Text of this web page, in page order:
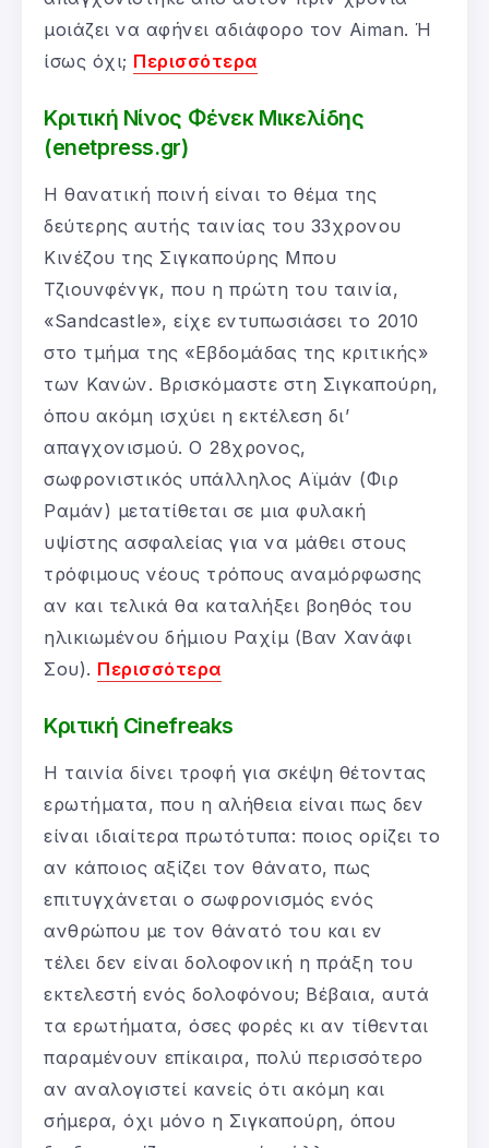
μοιάζει να αφήνει αδιάφορο τον Aiman. Ή
ίσως όχι; Περισσότερα
Κριτική Νίνος Φένεκ Μικελίδης
(enetpress.gr)
Η θανατική ποινή είναι το θέμα της
δεύτερης αυτής ταινίας του 33χρονου
Κινέζου της Σιγκαπούρης Μπου
Τζιουνφένγκ, που η πρώτη του ταινία,
«Sandcastle», είχε εντυπωσιάσει το 2010
στο τμήμα της «Εβδομάδας της κριτικής»
των Κανών. Βρισκόμαστε στη Σιγκαπούρη,
όπου ακόμη ισχύει η εκτέλεση δι’
απαγχονισμού. Ο 28χρονος,
σωφρονιστικός υπάλληλος Αϊμάν (Φιρ
Ραμάν) μετατίθεται σε μια φυλακή
υψίστης ασφαλείας για να μάθει στους
τρόφιμους νέους τρόπους αναμόρφωσης
αν και τελικά θα καταλήξει βοηθός του
ηλικιωμένου δήμιου Ραχίμ (Βαν Χανάφι
Σου). Περισσότερα
Κριτική Cinefreaks
Η ταινία δίνει τροφή για σκέψη θέτοντας
ερωτήματα, που η αλήθεια είναι πως δεν
είναι ιδιαίτερα πρωτότυπα: ποιος ορίζει το
αν κάποιος αξίζει τον θάνατο, πως
επιτυγχάνεται ο σωφρονισμός ενός
ανθρώπου με τον θάνατό του και εν
τέλει δεν είναι δολοφονική η πράξη του
εκτελεστή ενός δολοφόνου; Βέβαια, αυτά
τα ερωτήματα, όσες φορές κι αν τίθενται
παραμένουν επίκαιρα, πολύ περισσότερο
αν αναλογιστεί κανείς ότι ακόμη και
σήμερα, όχι μόνο η Σιγκαπούρη, όπου